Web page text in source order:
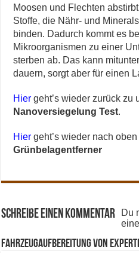
Moosen und Flechten
Stoffe, die Nähr- und
binden. Dadurch kommt es
Mikroorganismen zu einer
sterben ab. Das kann
dauern, sorgt aber für einen
Hier geht’s wieder zurück zu
Nanoversiegelung Test.
Hier geht’s wieder nach
Grünbelagentferner
Schreibe einen Kommentar Du
Fahrzeugaufbereitung von